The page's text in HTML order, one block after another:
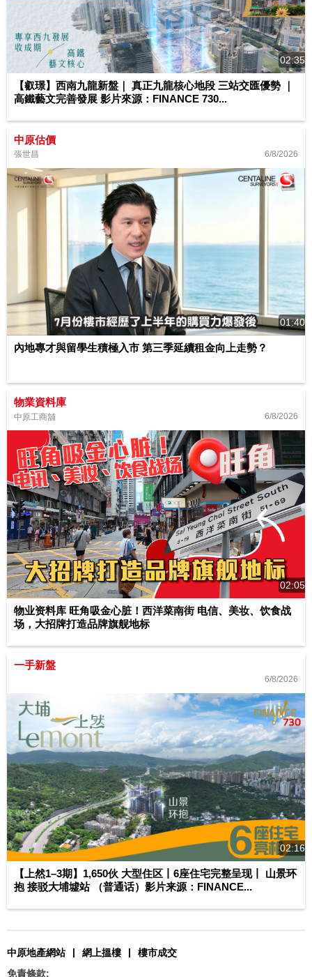
02:35
【叡璟】西南九龍新盤｜ 真正九龍核心地段 三站交匯優勢 ｜
高鐵藝文完善發展 影片來源：FINANCE 730...
中原估價
張世昌 6/8/2026
01:40
內地專才與留學生積極入市 第三季延續租金向上走勢？
物業資料庫
中原工商舖 6/8/2026
02:05
物业资料库 旺角吸金心脏！西洋菜南街 电信、美妆、饮食战
场，大招牌打造品牌旗舰地标
一手新盤
6/8/2026
02:16
【上然1–3期】1,650伙 大型住区丨6座住宅完整呈现丨 山景环
抱 接驳大埔墟站 （普通话）影片来源：FINANCE...
中原地產網站 | 網上搵樓 |
樓市成交
免責條款: